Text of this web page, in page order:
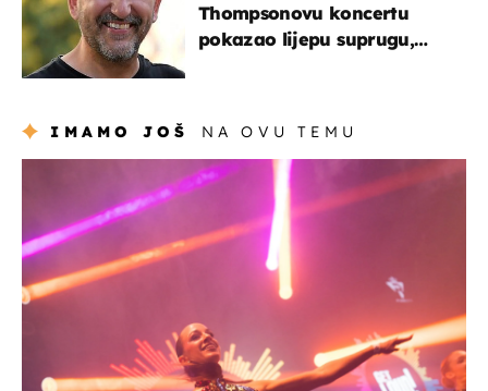
Thompsonovu koncertu
pokazao lijepu suprugu,
IMAMO JOŠ NA OVU TEMU